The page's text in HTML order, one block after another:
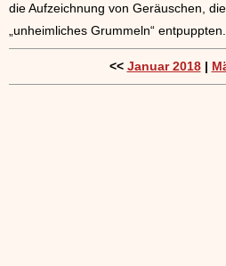
die Aufzeichnung von Geräuschen,
„unheimliches Grummeln“ entpuppten.
<< Januar 2018|